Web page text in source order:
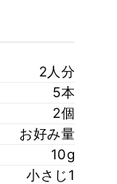
2人分
5本
2個
お好み量
10g
小さじ1